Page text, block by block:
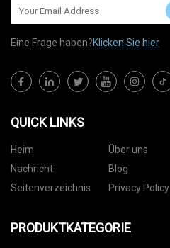
Eine Frage haben?Klicken Sie hier
QUICK LINKS
Heim Über uns
Nachricht
Blog
Seitenverzeichnis
Privacy Policy
PRODUKTKATEGORIE